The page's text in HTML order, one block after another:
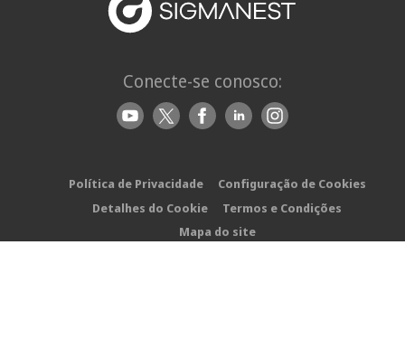
Conecte-se conosco:
Política de Privacidade
Configuração de Cookies
Detalhes do Cookie
Termos e Condições
Mapa do site